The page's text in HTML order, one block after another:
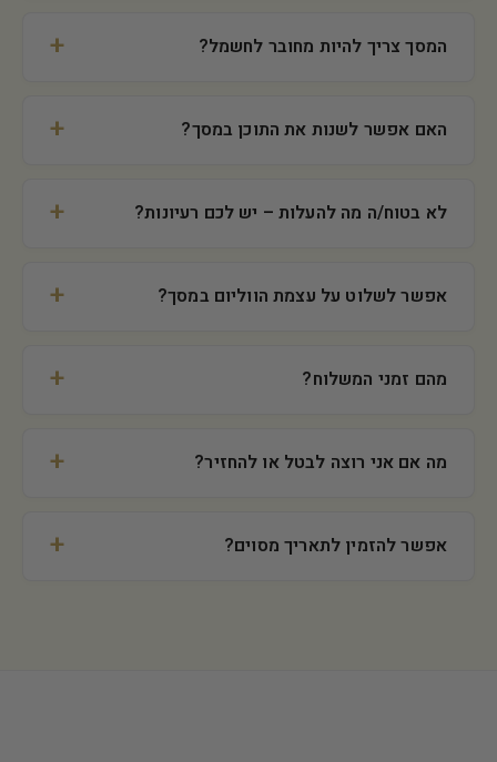
המסך צריך להיות מחובר לחשמל?
האם אפשר לשנות את התוכן במסך?
לא בטוח/ה מה להעלות – יש לכם רעיונות?
אפשר לשלוט על עצמת הווליום במסך?
מהם זמני המשלוח?
מה אם אני רוצה לבטל או להחזיר?
אפשר להזמין לתאריך מסוים?